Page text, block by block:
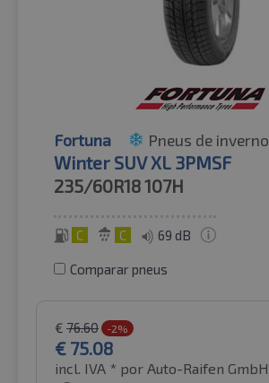
Fortuna Pneus de inverno
Winter SUV XL 3PMSF
235/60R18107H
C C 69 dB
Comparar pneus
€ 76.60 -2%
€ 75.08
incl. IVA * por Auto-Raifen GmbH